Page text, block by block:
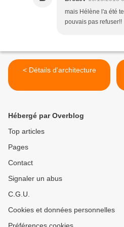
mais Hélène l'a été
pouvais pas refuser!!
< Détails d'architecture
Hébergé par Overblog
Top articles
Pages
Contact
Signaler un abus
C.G.U.
Cookies et données personnelles